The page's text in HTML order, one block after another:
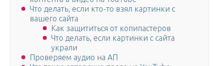
Что делать, если кто-то взял картинки с
вашего сайта
Как защититься от копипастеров
Что делать, если картинки с сайта
украли
Проверяем аудио на АП